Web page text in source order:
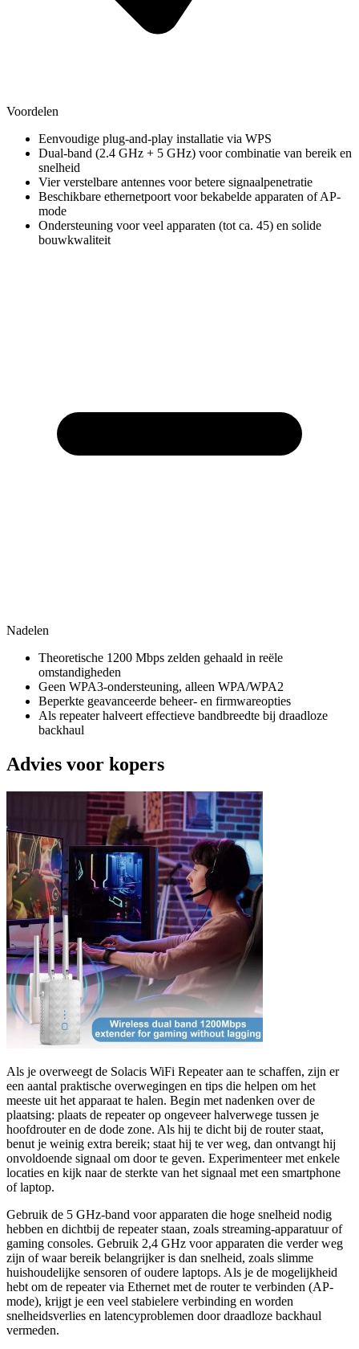
Voordelen
Eenvoudige plug-and-play installatie via WPS
Dual-band (2.4 GHz + 5 GHz) voor combinatie van bereik en
snelheid
Vier verstelbare antennes voor betere signaalpenetratie
Beschikbare ethernetpoort voor bekabelde apparaten of AP-
mode
Ondersteuning voor veel apparaten (tot ca. 45) en solide
bouwkwaliteit
Nadelen
Theoretische 1200 Mbps zelden gehaald in reële
omstandigheden
Geen WPA3-ondersteuning, alleen WPA/WPA2
Beperkte geavanceerde beheer- en firmwareopties
Als repeater halveert effectieve bandbreedte bij draadloze
backhaul
Advies voor kopers
Als je overweegt de Solacis WiFi Repeater aan te schaffen, zijn er
een aantal praktische overwegingen en tips die helpen om het
meeste uit het apparaat te halen. Begin met nadenken over de
plaatsing: plaats de repeater op ongeveer halverwege tussen je
hoofdrouter en de dode zone. Als hij te dicht bij de router staat,
benut je weinig extra bereik; staat hij te ver weg, dan ontvangt hij
onvoldoende signaal om door te geven. Experimenteer met enkele
locaties en kijk naar de sterkte van het signaal met een smartphone
of laptop.
Gebruik de 5 GHz-band voor apparaten die hoge snelheid nodig
hebben en dichtbij de repeater staan, zoals streaming-apparatuur of
gaming consoles. Gebruik 2,4 GHz voor apparaten die verder weg
zijn of waar bereik belangrijker is dan snelheid, zoals slimme
huishoudelijke sensoren of oudere laptops. Als je de mogelijkheid
hebt om de repeater via Ethernet met de router te verbinden (AP-
mode), krijgt je een veel stabielere verbinding en worden
snelheidsverlies en latencyproblemen door draadloze backhaul
vermeden.